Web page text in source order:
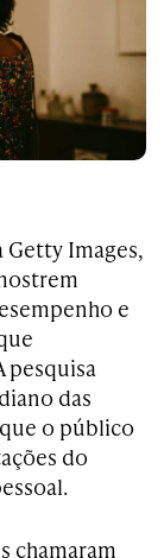
Getty Images,
e
pesquisa
das
o público
do
chamaram